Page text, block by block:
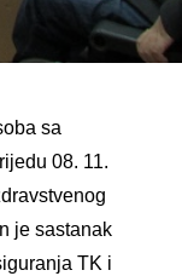
sa
08. 11.
je sastanak
TK i